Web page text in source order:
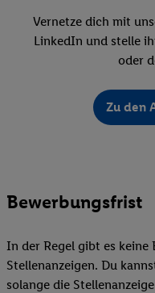
Vernetze dich mit
LinkedIn und stelle
oder
Zu den
Bewerbungsfrist
In der Regel gibt es
Stellenanzeigen. Du
solange die